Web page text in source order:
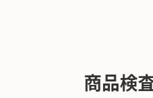
商品検